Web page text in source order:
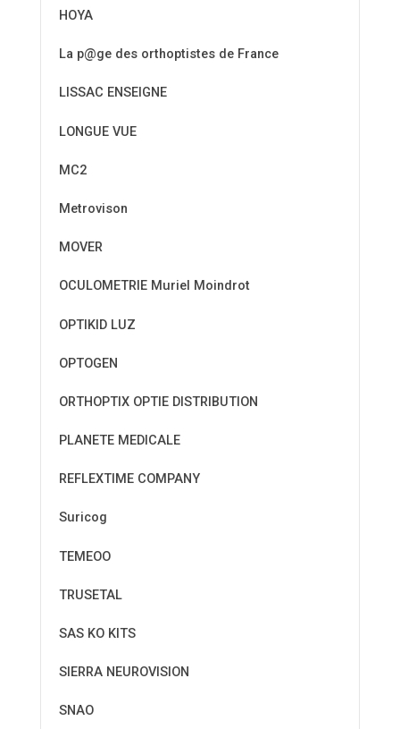
HOYA
La p@ge des orthoptistes de France
LISSAC ENSEIGNE
LONGUE VUE
MC2
Metrovison
MOVER
OCULOMETRIE Muriel Moindrot
OPTIKID LUZ
OPTOGEN
ORTHOPTIX OPTIE DISTRIBUTION
PLANETE MEDICALE
REFLEXTIME COMPANY
Suricog
TEMEOO
TRUSETAL
SAS KO KITS
SIERRA NEUROVISION
SNAO